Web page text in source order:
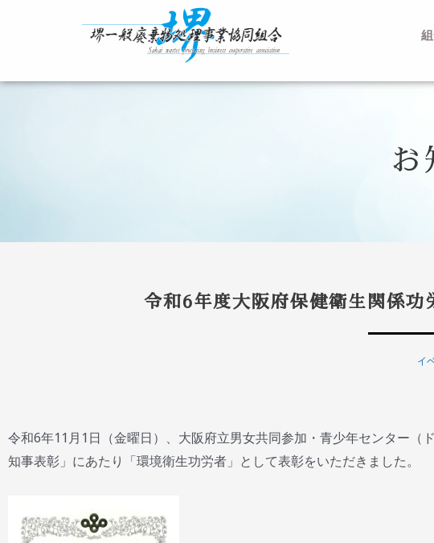
ス
お
令和6年度大阪府保健衛生関係功
イ
令和6年11月1日（金曜日）、大阪府立男女共同参加・青少年センター
知事表彰」にあたり「環境衛生功労者」として表彰をいただきました。